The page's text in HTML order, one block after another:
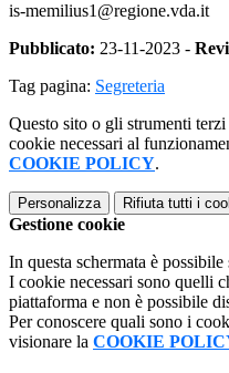
is-memilius1@regione.vda.it
Pubblicato: 23-11-2023 -
Tag pagina: Segreteria
Questo sito o gli strumenti
cookie necessari al
COOKIE POLICY.
Personalizza Rifiuta tutti i
Gestione cookie
In questa schermata è
I cookie necessari sono quelli
piattaforma e non è possibile
Per conoscere quali sono i
visionare la COOKIE